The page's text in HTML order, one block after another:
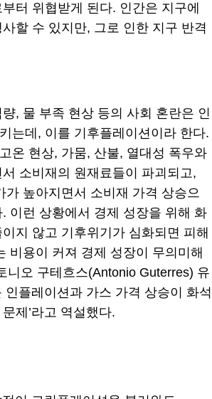
터 위협받게 된다. 인간은 지구에
할 수 있지만, 그로 인한 지구 반격
, 물 부족 현상 등의 사회 혼란은 인
는데, 이를 기후플레이션이라 한다.
온 현상, 가뭄, 산불, 열대성 폭우와
소비재의 원재료들이 파괴되고,
가 높아지면서 소비재 가격 상승으
이런 상황에서 경제 성장을 위해 화
지 않고 기후위기가 심화되면 피해
비용이 커져 경제 성장이 무의미해
니오 구테흐스(Antonio Guterres) 유
인플레이션과 가스 가격 상승이 화석
제’라고 역설했다.